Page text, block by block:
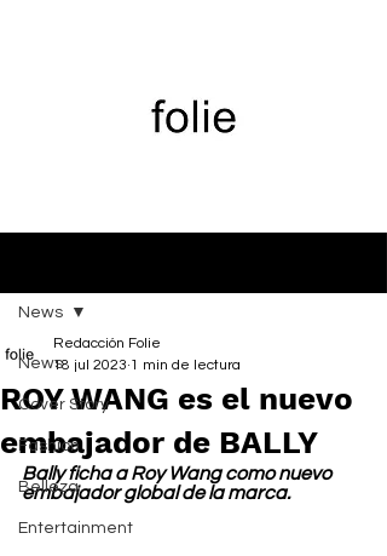
News
Cover Story
Fashion
Belleza
Entertainment
News
ROY WANG es el nuevo
embajador de BALLY
Redacción Folie
18 jul 2023 1 min de lectura
Bally ficha a Roy Wang como nuevo
embajador global de la marca.